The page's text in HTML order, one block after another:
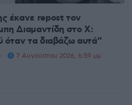
έκανε repost τον
Διαμαντίδη στο X:
όταν τα διαβάζω αυτά”
7 Αυγούστου 2026, 6:59 μμ